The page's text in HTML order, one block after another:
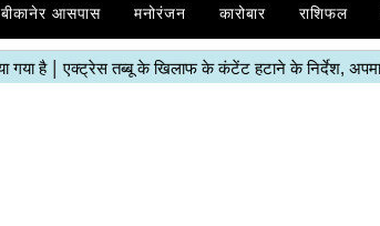
बीकानेर आसपास मनोरंजन कारोबार राशिफल